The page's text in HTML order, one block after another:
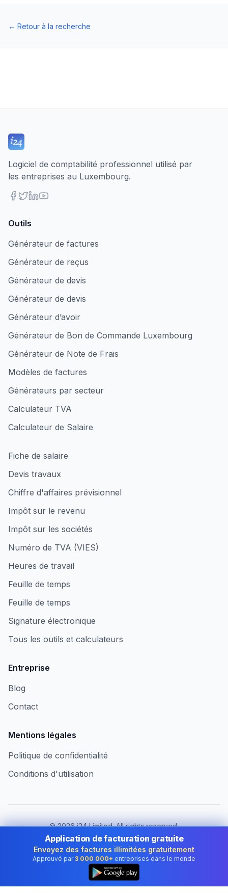
← Retour à la recherche
Logiciel de comptabilité professionnel utilisé par
les entreprises au Luxembourg.
Outils
Générateur de factures
Générateur de reçus
Générateur de devis
Générateur de devis
Générateur d’avoir
Générateur de Bon de Commande Luxembourg
Générateur de Note de Frais
Modèles de factures
Générateurs par secteur
Calculateur TVA
Calculateur de Salaire
Fiche de salaire
Devis travaux
Chiffre d'affaires prévisionnel
Impôt sur le revenu
Impôt sur les sociétés
Numéro de TVA (VIES)
Heures de travail
Feuille de temps
Feuille de temps
Signature électronique
Tous les outils et calculateurs
Entreprise
Blog
Contact
Mentions légales
Politique de confidentialité
Conditions d'utilisation
©2026i24 Limited. All rights reserved.
Au service des entreprises au Luxembourg
Changer de pays :
Luxembourg
Application de facturation gratuite
Envoyez des factures illimitées gratuitement
Approuvé par 3 000 000+ entreprises dans le monde